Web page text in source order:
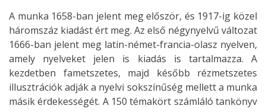
A munka 1658-ban jelent meg először, és 1917-ig közel
háromszáz kiadást ért meg. Az első négynyelvű változat
1666-ban jelent meg latin-német-francia-olasz nyelven,
amely nyelveket jelen is kiadás is tartalmazza. A
kezdetben fametszetes, majd később rézmetszetes
illusztrációk adják a nyelvi sokszínűség mellett a munka
másik érdekességét. A 150 témakört számláló tankönyv